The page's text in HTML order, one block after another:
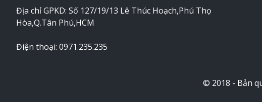
Địa chỉ GPKD: Số 127/19/13 Lê Thúc Hoạch,Phú Thọ
Hòa,Q.Tân Phú,HCM
Điện thoại: 0971.235.235
© 2018 - Bản